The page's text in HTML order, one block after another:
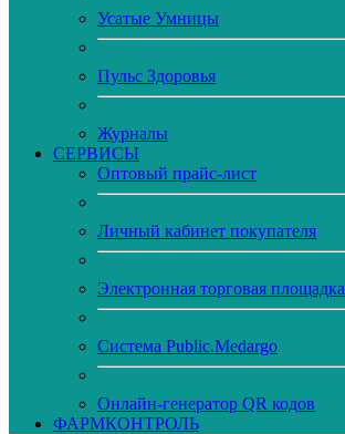
Усатые Умницы
Пульс Здоровья
Журналы
CЕРВИСЫ
Оптовый прайс-лист
Личный кабинет покупателя
Электронная торговая площадка
Система Public.Medargo
Онлайн-генератор QR кодов
ФАРМКОНТРОЛЬ